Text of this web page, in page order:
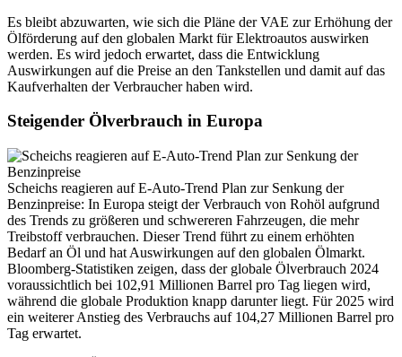
Es bleibt abzuwarten, wie sich die Pläne der VAE zur Erhöhung der
Ölförderung auf den globalen Markt für Elektroautos auswirken
werden. Es wird jedoch erwartet, dass die Entwicklung
Auswirkungen auf die Preise an den Tankstellen und damit auf das
Kaufverhalten der Verbraucher haben wird.
Steigender Ölverbrauch in Europa
Scheichs reagieren auf E-Auto-Trend Plan zur Senkung der
Benzinpreise: In Europa steigt der Verbrauch von Rohöl aufgrund
des Trends zu größeren und schwereren Fahrzeugen, die mehr
Treibstoff verbrauchen. Dieser Trend führt zu einem erhöhten
Bedarf an Öl und hat Auswirkungen auf den globalen Ölmarkt.
Bloomberg-Statistiken zeigen, dass der globale Ölverbrauch 2024
voraussichtlich bei 102,91 Millionen Barrel pro Tag liegen wird,
während die globale Produktion knapp darunter liegt. Für 2025 wird
ein weiterer Anstieg des Verbrauchs auf 104,27 Millionen Barrel pro
Tag erwartet.